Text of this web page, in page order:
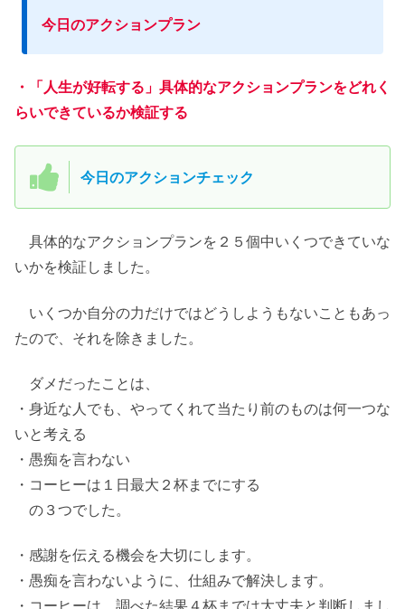
今日のアクションプラン
・「人生が好転する」具体的なアクションプランをどれく
らいできているか検証する
今日のアクションチェック
具体的なアクションプランを２５個中いくつできていな
いかを検証しました。
いくつか自分の力だけではどうしようもないこともあっ
たので、それを除きました。
ダメだったことは、
・身近な人でも、やってくれて当たり前のものは何一つな
いと考える
・愚痴を言わない
・コーヒーは１日最大２杯までにする
の３つでした。
・感謝を伝える機会を大切にします。
・愚痴を言わないように、仕組みで解決します。